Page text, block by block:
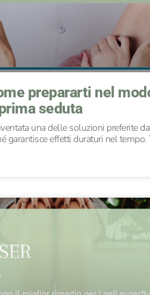
prepararti nel
seduta
una delle soluzioni preferite
garantisce effetti duraturi nel tempo.